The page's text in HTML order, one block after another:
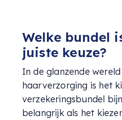
Welke bundel
juiste keuze?
In de glanzende
haarverzorging is het
verzekeringsbundel
belangrijk als het